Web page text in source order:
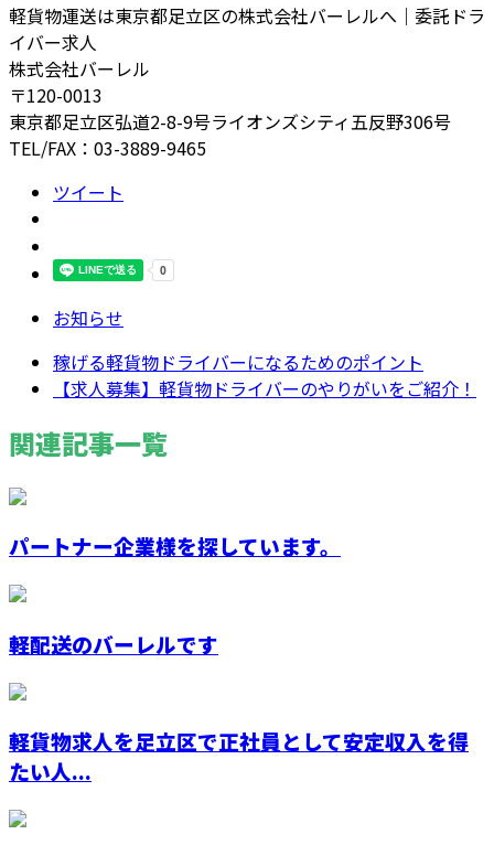
軽貨物運送は東京都足立区の株式会社バーレルへ｜委託ドラ
イバー求人
株式会社バーレル
〒120-0013
東京都足立区弘道2-8-9号ライオンズシティ五反野306号
TEL/FAX：03-3889-9465
ツイート
お知らせ
稼げる軽貨物ドライバーになるためのポイント
【求人募集】軽貨物ドライバーのやりがいをご紹介！
関連記事一覧
パートナー企業様を探しています。
軽配送のバーレルです
軽貨物求人を足立区で正社員として安定収入を得
たい人...